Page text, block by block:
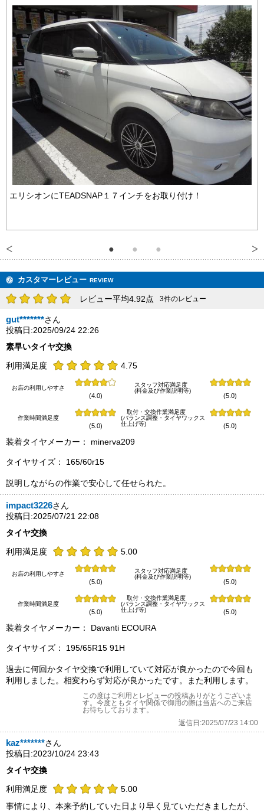
エリシオンにTEADSNAP１７インチをお取り付け！
カスタマーレビュー REVIEW
レビュー平均4.92点 3件のレビュー
gut*******さん
投稿日:2025/09/24 22:26
素早いタイヤ交換
利用満足度
4.75
お店の利用しやすさ
(4.0)
スタッフ対応満足度
(料金及び作業説明等)
(5.0)
作業時間満足度
(5.0)
取付・交換作業満足度
(バランス調整・タイヤワックス
仕上げ等)
(5.0)
装着タイヤメーカー： minerva209
タイヤサイズ： 165/60r15
説明しながらの作業で安心して任せられた。
impact3226さん
投稿日:2025/07/21 22:08
タイヤ交換
利用満足度
5.00
お店の利用しやすさ
(5.0)
スタッフ対応満足度
(料金及び作業説明等)
(5.0)
作業時間満足度
(5.0)
取付・交換作業満足度
(バランス調整・タイヤワックス
仕上げ等)
(5.0)
装着タイヤメーカー： Davanti ECOURA
タイヤサイズ： 195/65R15 91H
過去に何回かタイヤ交換で利用していて対応が良かったので今回も
利用しました。相変わらず対応が良かったです。また利用します。
この度はご利用とレビューの投稿ありがとうございま
す。今度ともタイヤ関係で御用の際は当店へのご来店
お待ちしております。
返信日:2025/07/23 14:00
kaz*******さん
投稿日:2023/10/24 23:43
タイヤ交換
利用満足度
5.00
事情により、本来予約していた日より早く見ていただきましたが、